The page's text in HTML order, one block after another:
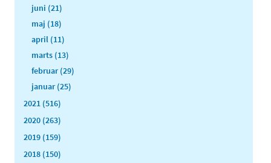
juni (21)
maj (18)
april (11)
marts (13)
februar (29)
januar (25)
2021 (516)
2020 (263)
2019 (159)
2018 (150)